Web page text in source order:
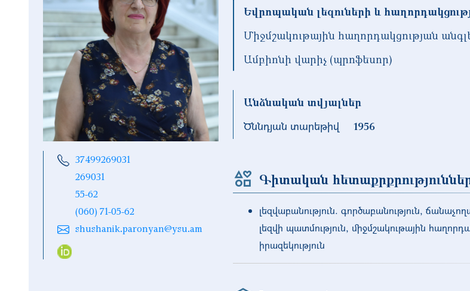
37499269031
269031
55-62
(060) 71-05-62
shushanik.paronyan@ysu.am
Եվրոպական լեզուների և
Միջմշակութային հաղորդակցության
Ամբիոնի վարիչ (պրոֆեսոր)
Անձնական տվյալներ
Ծննդյան տարեթիվ
1956
Գիտական
լեզվաբանություն. գործաբանություն,
լեզվի պատմություն, միջմշակութային
իրազեկություն